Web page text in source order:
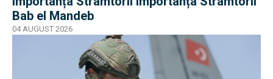
Bab el Mandeb
04 AUGUST 2026